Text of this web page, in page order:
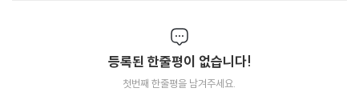
등록된 한줄평이 없습니다!
첫번째 한줄평을 남겨주세요.